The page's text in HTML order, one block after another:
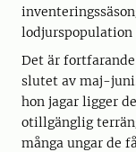
lodjurspopulation
Det är
slutet av maj-
hon jagar ligger
otillgänglig
många ungar de